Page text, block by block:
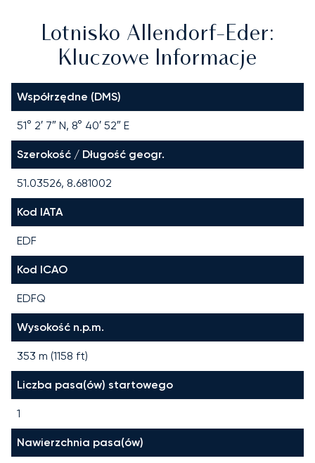
Lotnisko Allendorf-Eder:
Kluczowe Informacje
Współrzędne (DMS)
51° 2′ 7″ N, 8° 40′ 52″ E
Szerokość / Długość geogr.
51.03526, 8.681002
Kod IATA
EDF
Kod ICAO
EDFQ
Wysokość n.p.m.
353 m (1158 ft)
Liczba pasa(ów) startowego
1
Nawierzchnia pasa(ów)